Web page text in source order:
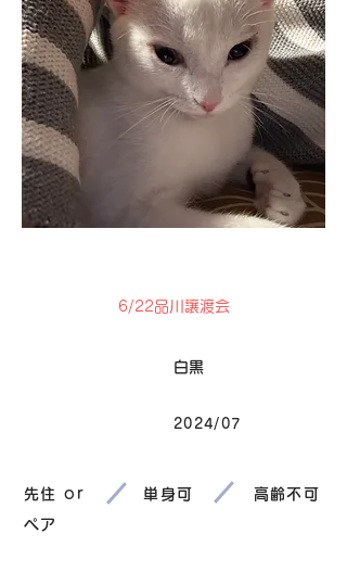
6/22品川譲渡会
白黒
2024/07
先住 or
ペア
単身可 高齢不可